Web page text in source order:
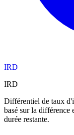
IRD
IRD
Différentiel de taux
basé sur la différence
durée restante.